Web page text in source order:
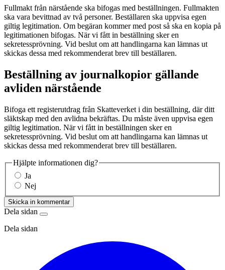
Fullmakt från närstående ska bifogas med beställningen. Fullmakten
ska vara bevittnad av två personer. Beställaren ska uppvisa egen
giltig legitimation. Om begäran kommer med post så ska en kopia på
legitimationen bifogas. När vi fått in beställning sker en
sekretessprövning. Vid beslut om att handlingarna kan lämnas ut
skickas dessa med rekommenderat brev till beställaren.
Beställning av journalkopior gällande
avliden närstående
Bifoga ett registerutdrag från Skatteverket i din beställning, där ditt
släktskap med den avlidna bekräftas. Du måste även uppvisa egen
giltig legitimation. När vi fått in beställningen sker en
sekretessprövning. Vid beslut om att handlingarna kan lämnas ut
skickas dessa med rekommenderat brev till beställaren.
Hjälpte informationen dig?
Ja
Nej
Skicka in kommentar
Dela sidan
Dela sidan